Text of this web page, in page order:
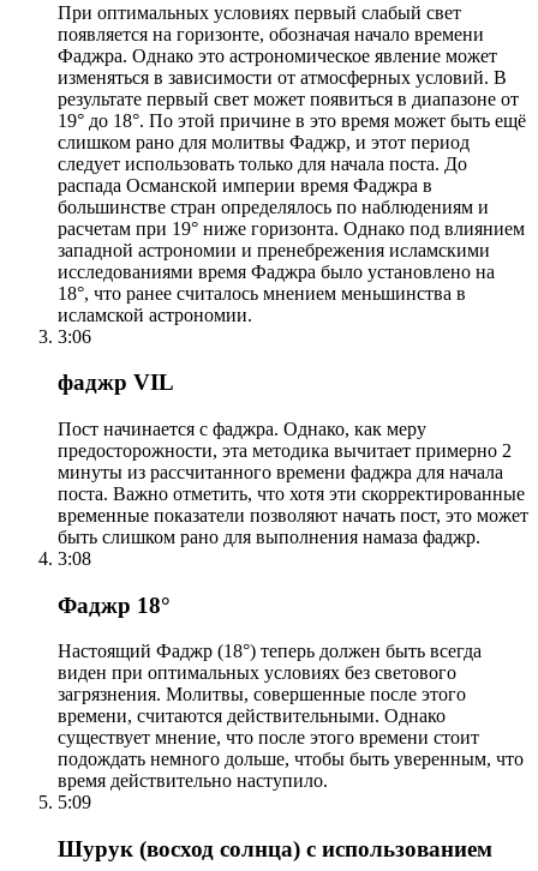
При оптимальных условиях первый слабый свет
появляется на горизонте, обозначая начало времени
Фаджра. Однако это астрономическое явление может
изменяться в зависимости от атмосферных условий. В
результате первый свет может появиться в диапазоне от
19° до 18°. По этой причине в это время может быть ещё
слишком рано для молитвы Фаджр, и этот период
следует использовать только для начала поста. До
распада Османской империи время Фаджра в
большинстве стран определялось по наблюдениям и
расчетам при 19° ниже горизонта. Однако под влиянием
западной астрономии и пренебрежения исламскими
исследованиями время Фаджра было установлено на
18°, что ранее считалось мнением меньшинства в
исламской астрономии.
3:06
фаджр VIL
Пост начинается с фаджра. Однако, как меру
предосторожности, эта методика вычитает примерно 2
минуты из рассчитанного времени фаджра для начала
поста. Важно отметить, что хотя эти скорректированные
временные показатели позволяют начать пост, это может
быть слишком рано для выполнения намаза фаджр.
3:08
Фаджр 18°
Настоящий Фаджр (18°) теперь должен быть всегда
виден при оптимальных условиях без светового
загрязнения. Молитвы, совершенные после этого
времени, считаются действительными. Однако
существует мнение, что после этого времени стоит
подождать немного дольше, чтобы быть уверенным, что
время действительно наступило.
5:09
Шурук (восход солнца) с использованием